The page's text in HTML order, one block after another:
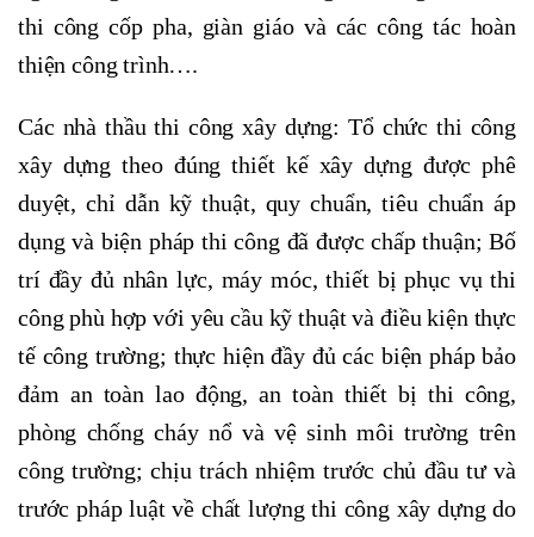
thi công cốp pha, giàn giáo và các công tác hoàn
thiện công trình….
Các nhà thầu thi công xây dựng: Tổ chức thi công
xây dựng theo đúng thiết kế xây dựng được phê
duyệt, chỉ dẫn kỹ thuật, quy chuẩn, tiêu chuẩn áp
dụng và biện pháp thi công đã được chấp thuận; Bố
trí đầy đủ nhân lực, máy móc, thiết bị phục vụ thi
công phù hợp với yêu cầu kỹ thuật và điều kiện thực
tế công trường; thực hiện đầy đủ các biện pháp bảo
đảm an toàn lao động, an toàn thiết bị thi công,
phòng chống cháy nổ và vệ sinh môi trường trên
công trường; chịu trách nhiệm trước chủ đầu tư và
trước pháp luật về chất lượng thi công xây dựng do